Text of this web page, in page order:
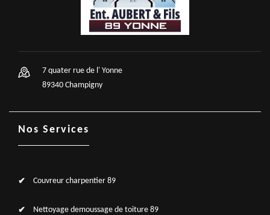
7 quater rue de l' Yonne
89340 Champigny
Nos Services
Couvreur charpentier 89
Nettoyage demoussage de toiture 89